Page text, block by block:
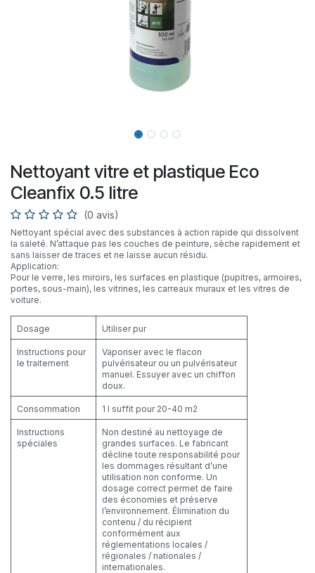
Nettoyant vitre et plastique Eco
Cleanfix 0.5 litre
(0 avis)
Nettoyant spécial avec des substances à action rapide qui dissolvent
la saleté. N’attaque pas les couches de peinture, sèche rapidement et
sans laisser de traces et ne laisse aucun résidu.
Application:
Pour le verre, les miroirs, les surfaces en plastique (pupitres, armoires,
portes, sous-main), les vitrines, les carreaux muraux et les vitres de
voiture.
Dosage Utiliser pur
Instructions pour
le traitement
Vaporiser avec le flacon
pulvérisateur ou un pulvérisateur
manuel. Essuyer avec un chiffon
doux.
Consommation 1 l suffit pour 20-40 m2
Instructions
spéciales
Non destiné au nettoyage de
grandes surfaces. Le fabricant
décline toute responsabilité pour
les dommages résultant d’une
utilisation non conforme. Un
dosage correct permet de faire
des économies et préserve
l’environnement. Élimination du
contenu / du récipient
conformément aux
réglementations locales /
régionales / nationales /
internationales.